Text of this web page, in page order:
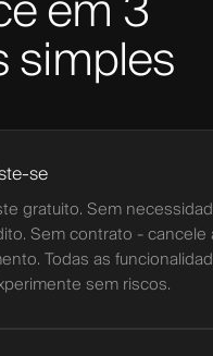
simples
se
gratuito. Sem
Sem contrato - cancele
Todas as
sem riscos.